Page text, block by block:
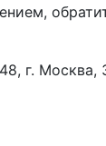
г. Москва,